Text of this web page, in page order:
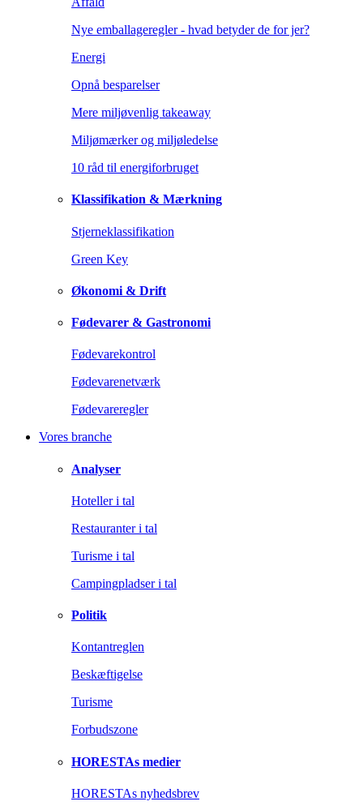
Nye emballageregler - hvad betyder de for jer?
Energi
Opnå besparelser
Mere miljøvenlig takeaway
Miljømærker og miljøledelse
10 råd til energiforbruget
Klassifikation & Mærkning
Stjerneklassifikation
Green Key
Økonomi & Drift
Fødevarer & Gastronomi
Fødevarekontrol
Fødevarenetværk
Fødevareregler
Vores branche
Analyser
Hoteller i tal
Restauranter i tal
Turisme i tal
Campingpladser i tal
Politik
Kontantreglen
Beskæftigelse
Turisme
Forbudszone
HORESTAs medier
HORESTAs nyhedsbrev